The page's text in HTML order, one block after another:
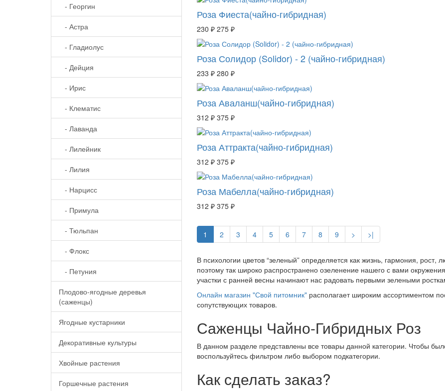
- Георгин
- Астра
- Гладиолус
- Дейция
- Ирис
- Клематис
- Лаванда
- Лилейник
- Лилия
- Нарцисс
- Примула
- Тюльпан
- Флокс
- Петуния
Плодово-ягодные деревья
(саженцы)
Ягодные кустарники
Декоративные культуры
Хвойные растения
Горшечные растения
Роза Фиеста(чайно-гибридная)
230 ₽ 275 ₽
Роза Солидор (Solidor) - 2 (чайно-гибридная)
233 ₽ 280 ₽
Роза Аваланш(чайно-гибридная)
312 ₽ 375 ₽
Роза Аттракта(чайно-гибридная)
312 ₽ 375 ₽
Роза Мабелла(чайно-гибридная)
312 ₽ 375 ₽
1 2 3 4 5 6 7 8 9 > >|
В психологии цветов “зеленый” определяется как жизнь, гармония, рост,
поэтому так широко распространено озеленение нашего с вами
участки с ранней весны начинают нас радовать первыми зелеными
Онлайн магазин "Свой питомник"располагает широким ассортиментом
сопутствующих товаров.
Саженцы Чайно-Гибридных Роз
В данном разделе представлены все товары данной категории. Чтобы
воспользуйтесь фильтром либо выбором подкатегории.
Как сделать заказ?